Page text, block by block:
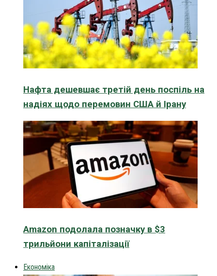
Нафта дешевшає третій день поспіль на
надіях щодо перемовин США й Ірану
Amazon подолала позначку в $3
трильйони капіталізації
Економіка